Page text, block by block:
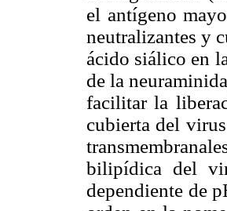
el antígeno
neutralizantes y
ácido siálico en
de la
facilitar la
cubierta del
bilipídica del
dependiente de